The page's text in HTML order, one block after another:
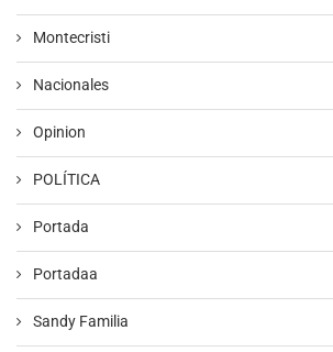
Montecristi
Nacionales
Opinion
POLÍTICA
Portada
Portadaa
Sandy Familia